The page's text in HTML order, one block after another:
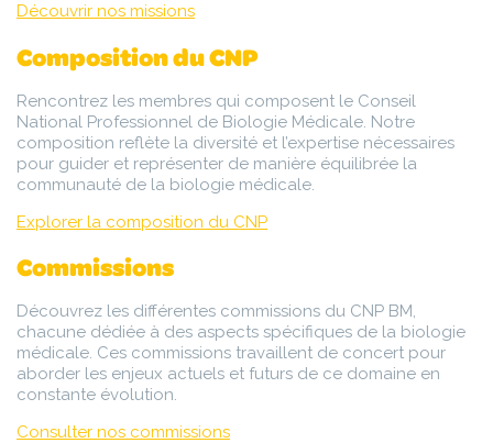
Découvrir nos missions
Composition du CNP
Rencontrez les membres qui composent le Conseil
National Professionnel de Biologie Médicale. Notre
composition reflète la diversité et l’expertise nécessaires
pour guider et représenter de manière équilibrée la
communauté de la biologie médicale.
Explorer la composition du CNP
Commissions
Découvrez les différentes commissions du CNP BM,
chacune dédiée à des aspects spécifiques de la biologie
médicale. Ces commissions travaillent de concert pour
aborder les enjeux actuels et futurs de ce domaine en
constante évolution.
Consulter nos commissions